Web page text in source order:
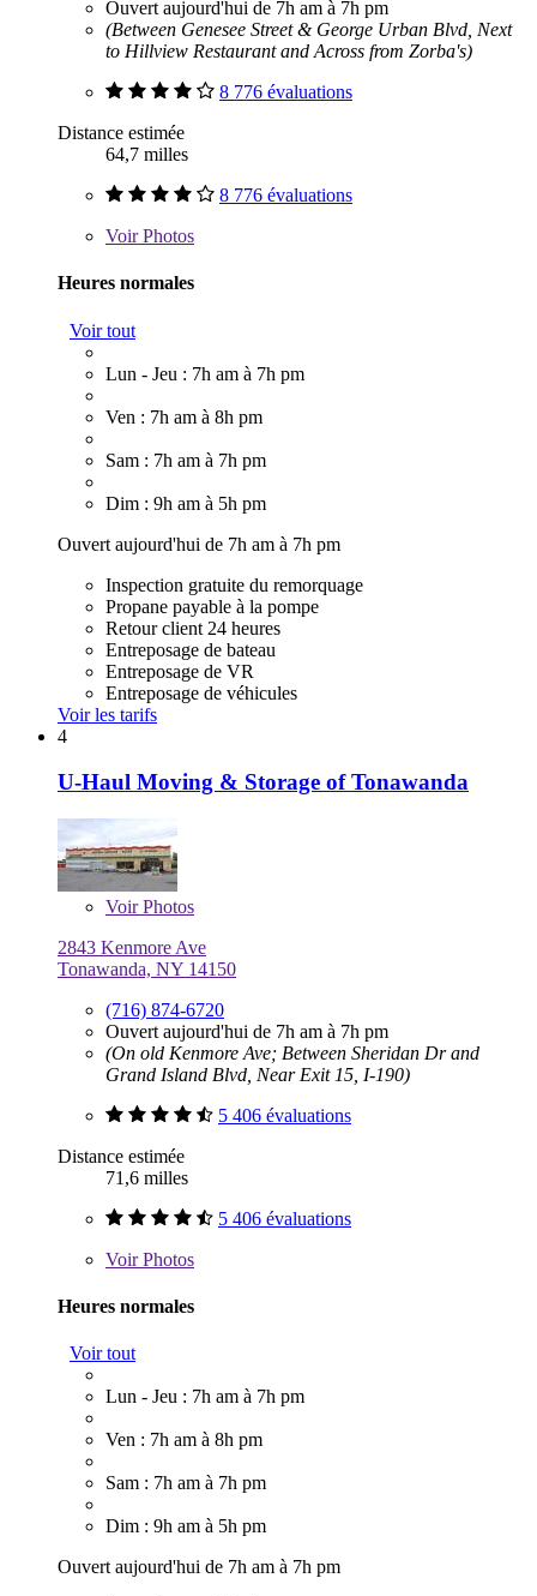
Ouvert aujourd'hui de 7h am à 7h pm
(Between Genesee Street & George Urban Blvd, Next
to Hillview Restaurant and Across from Zorba's)
8 776 évaluations
Distance estimée
64,7 milles
8 776 évaluations
VoirPhotos
Heures normales
Voir tout
Lun - Jeu : 7h am à 7h pm
Ven : 7h am à 8h pm
Sam : 7h am à 7h pm
Dim : 9h am à 5h pm
Ouvert aujourd'hui de 7h am à 7h pm
Inspection gratuite du remorquage
Propane payable à la pompe
Retour client 24 heures
Entreposage de bateau
Entreposage de VR
Entreposage de véhicules
Voir les tarifs
4
U-Haul Moving & Storage of Tonawanda
VoirPhotos
2843 Kenmore Ave
Tonawanda, NY 14150
(716) 874-6720
Ouvert aujourd'hui de 7h am à 7h pm
(On old Kenmore Ave; Between Sheridan Dr and
Grand Island Blvd, Near Exit 15, I-190)
5 406 évaluations
Distance estimée
71,6 milles
5 406 évaluations
VoirPhotos
Heures normales
Voir tout
Lun - Jeu : 7h am à 7h pm
Ven : 7h am à 8h pm
Sam : 7h am à 7h pm
Dim : 9h am à 5h pm
Ouvert aujourd'hui de 7h am à 7h pm